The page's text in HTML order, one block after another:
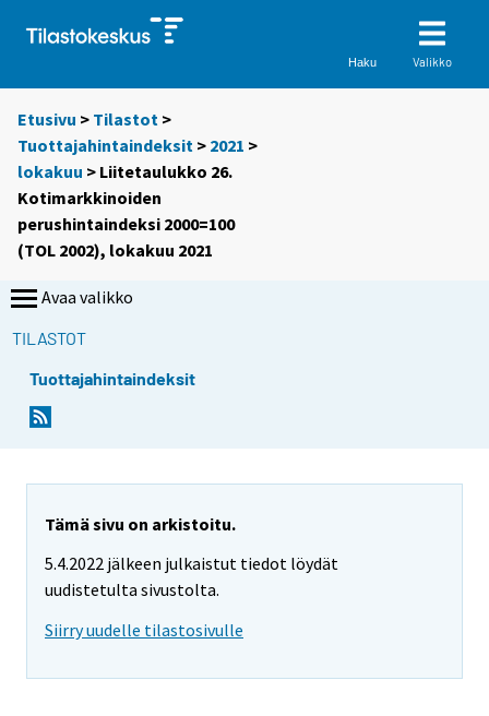
Haku Valikko
Etusivu > Tilastot >
Tuottajahintaindeksit > 2021 >
lokakuu > Liitetaulukko 26.
Kotimarkkinoiden
perushintaindeksi 2000=100
(TOL 2002), lokakuu 2021
Avaa valikko
TILASTOT
Tuottajahintaindeksit
Tämä sivu on arkistoitu.
5.4.2022 jälkeen julkaistut tiedot löydät
uudistetulta sivustolta.
Siirry uudelle tilastosivulle